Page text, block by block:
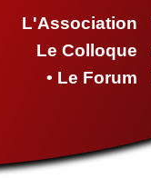
L'Association
Le Colloque
• Le Forum